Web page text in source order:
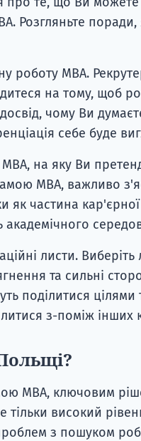
Розгляньте
роботу MBA.
на тому, щоб
досвід, чому Ви
себе буде
на яку Ви
MBA, важливо
як частина кар'єрної
академічного
листи.
та сильні
поділитися
з-поміж інших
MBA, ключовим
тільки високий
з пошуком